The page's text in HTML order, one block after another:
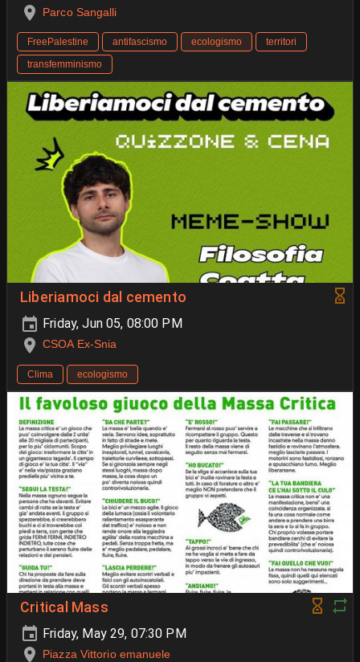
Parco Sangalli
FreePalestine antifascismo ecologismo
territori
transfemminismo
Liberiamoci dal cemento
Friday, Jun 05, 08:00 PM
CSOA Ex-Snia
Clima ecologismo
Critical Mass
Friday, May 29, 07:30 PM
Piazza Vittorio emanuele